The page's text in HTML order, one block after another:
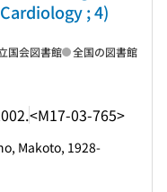
; 4)
<M17-03-765>
国会図書館 全国の図書館
Makoto, 1928-